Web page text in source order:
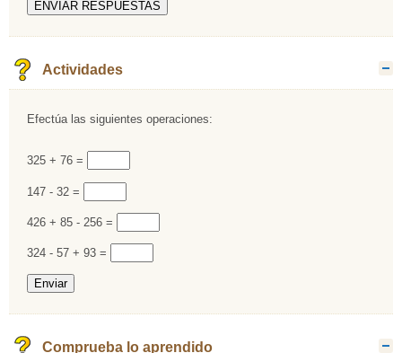
Actividades
Efectúa las siguientes operaciones:
325 + 76 =
147 - 32 =
426 + 85 - 256 =
324 - 57 + 93 =
Comprueba lo aprendido